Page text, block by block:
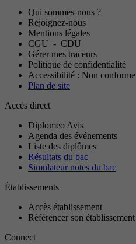
Qui sommes-nous ?
Rejoignez-nous
Mentions légales
CGU - CDU
Gérer mes traceurs
Politique de confidentialité
Accessibilité : Non conforme
Plan de site
Accès direct
Diplomeo Avis
Agenda des événements
Liste des diplômes
Résultats du bac
Simulateur notes du bac
Établissements
Accès établissement
Référencer son établissement
Connect